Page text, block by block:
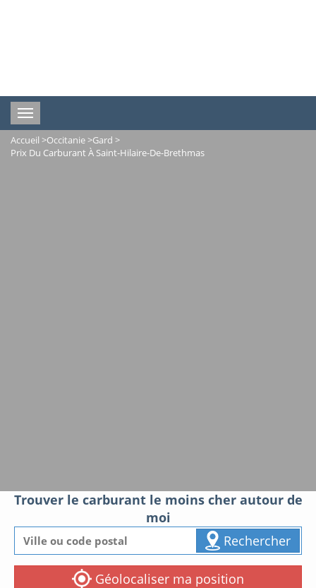
Toggle
navigation
Accueil >Occitanie>Gard >
Prix Du Carburant À Saint-Hilaire-De-Brethmas
Trouver le carburant le moins cher autour de
moi
Rechercher
Géolocaliser ma position